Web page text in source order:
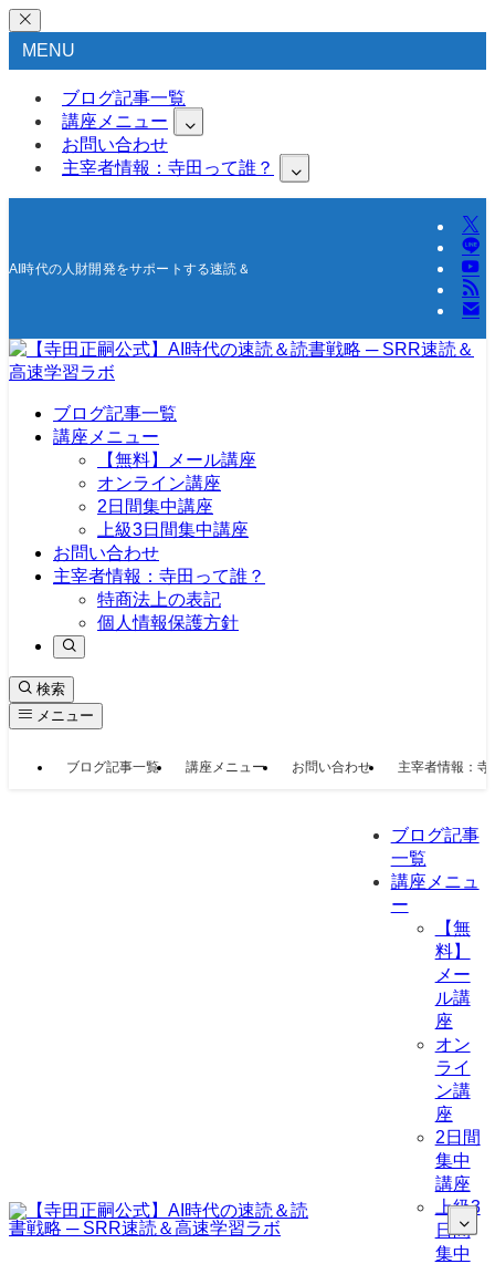
MENU
ブログ記事一覧
講座メニュー
お問い合わせ
主宰者情報：寺田って誰？
AI時代の人財開発をサポートする速読＆高速学習の研究所
ブログ記事一覧
講座メニュー
【無料】メール講座
オンライン講座
2日間集中講座
上級3日間集中講座
お問い合わせ
主宰者情報：寺田って誰？
特商法上の表記
個人情報保護方針
検索
メニュー
ブログ記事一覧 講座メニュー お問い合わせ 主宰者情報：寺
ブログ記事
一覧
講座メニュ
ー
【無
料】
メー
ル講
座
オン
ライ
ン講
座
2日間
集中
講座
上級3
日間
集中